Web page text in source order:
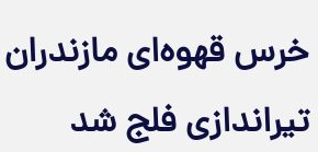
خرس قهوه‌ای مازندران
تیراندازی فلج شد